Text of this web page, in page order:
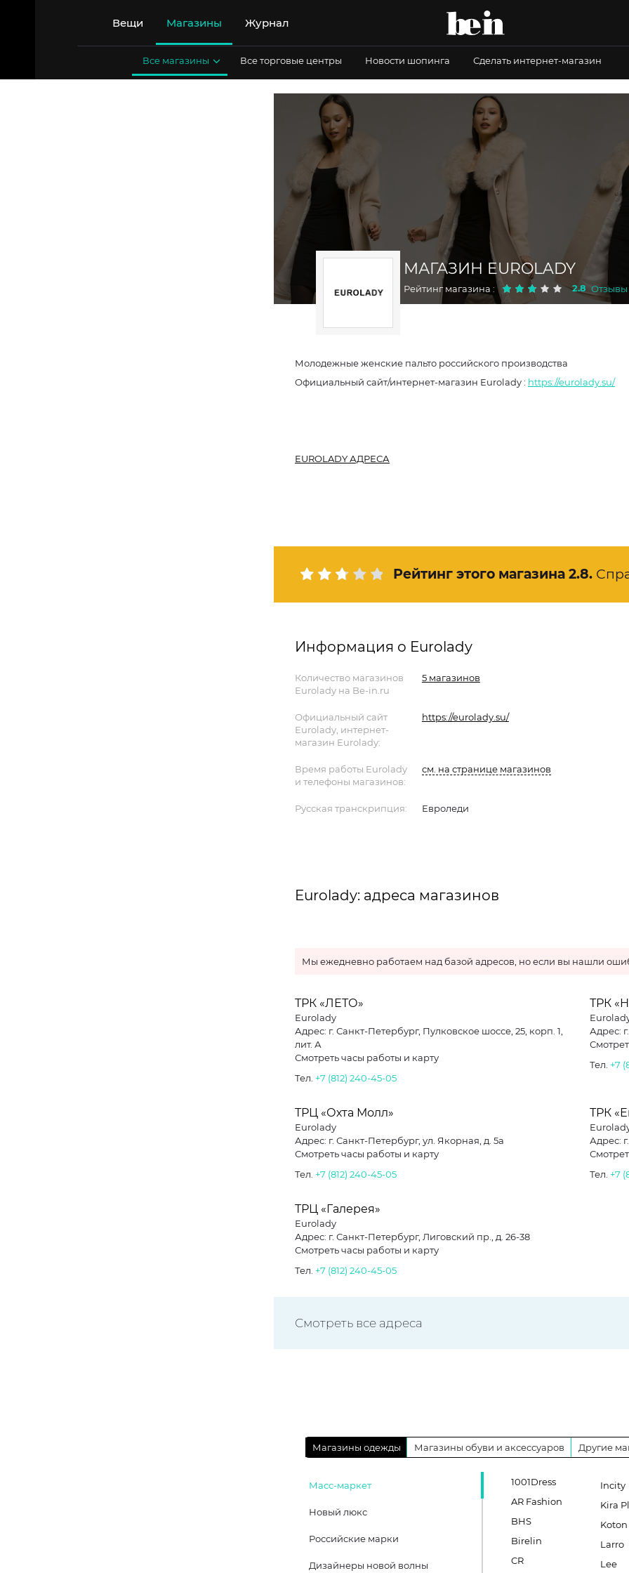
Вещи Магазины Журнал
Все магазины Все торговые центры Новости шопинга Сделать интернет-магазин
МАГАЗИН EUROLADY
Рейтинг магазина : 2.8 Отзывы
Молодежные женские пальто российского производства
Официальный сайт/интернет-магазин Eurolady : https://eurolady.su/
EUROLADY АДРЕСА
Рейтинг этого магазина 2.8.
Информация о Eurolady
Количество магазинов
Eurolady на Be-in.ru
5 магазинов
Официальный сайт
Eurolady, интернет-
магазин Eurolady:
https://eurolady.su/
Время работы Eurolady
и телефоны магазинов:
см. на странице магазинов
Русская транскрипция: Евроледи
Eurolady: адреса магазинов
Мы ежедневно работаем над базой адресов, но если вы нашли
ТРК «ЛЕТО»
Eurolady
Адрес: г. Санкт-Петербург, Пулковское шоссе, 25, корп. 1,
лит. А
Смотреть часы работы и карту
Тел. +7 (812) 240-45-05
ТРК
Адрес:
Тел. +7
ТРЦ «Охта Молл»
Eurolady
Адрес: г. Санкт-Петербург, ул. Якорная, д. 5а
Смотреть часы работы и карту
Тел. +7 (812) 240-45-05
ТРК
Адрес:
Тел. +7
ТРЦ «Галерея»
Eurolady
Адрес: г. Санкт-Петербург, Лиговский пр., д. 26-38
Смотреть часы работы и карту
Тел. +7 (812) 240-45-05
Смотреть все адреса
Магазины одежды Магазины обуви и аксессуаров Другие
Масс-маркет
Новый люкс
Российские марки
Дизайнеры новой волны
1001Dress
AR Fashion
BHS
Birelin
CR
Incity
Kira
Koton
Larro
Lee